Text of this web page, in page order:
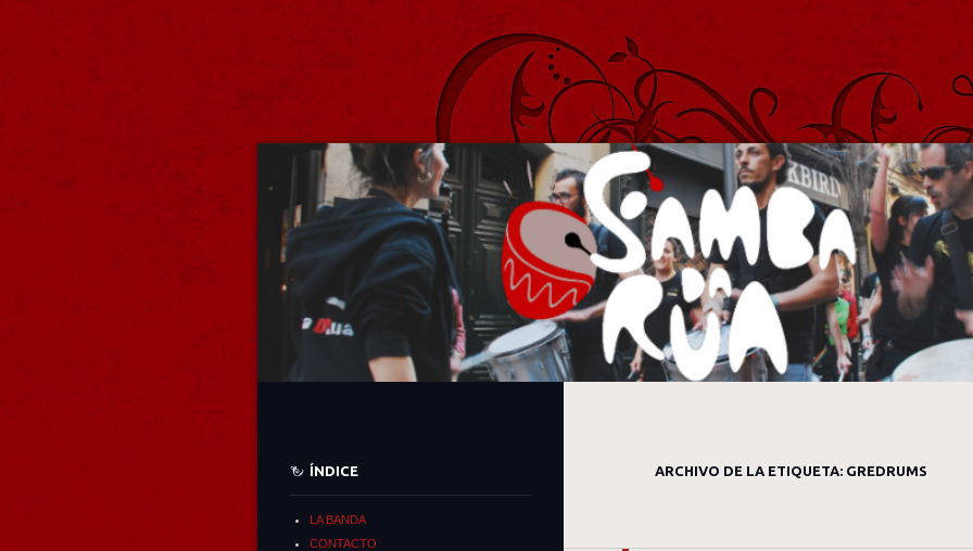
Samba Da Rua
Batucada de Samba Afro y Carioca de Madrid
ARCHIVO DE LA ETIQUETA: GREDRUMS
ÍNDICE
LA BANDA
CONTACTO